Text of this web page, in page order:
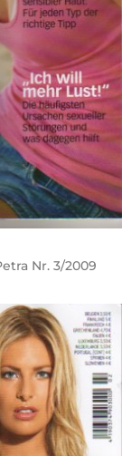
Nr. 3/2009